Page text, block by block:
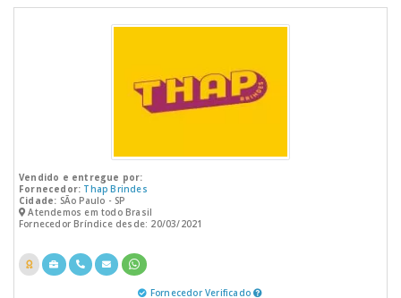
Vendido e entregue por:
Fornecedor: Thap Brindes
Cidade: SÃo Paulo - SP
Atendemos em todo Brasil
Fornecedor Bríndice desde: 20/03/2021
Fornecedor Verificado